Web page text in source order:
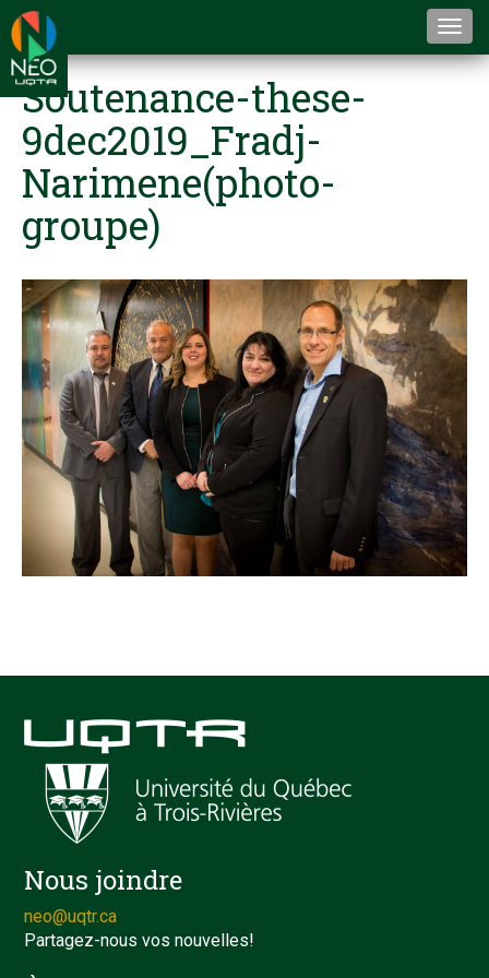
Soutenance-these-
9dec2019_Fradj-
Narimene(photo-
groupe)
Nous joindre
neo@uqtr.ca
Partagez-nous vos nouvelles!